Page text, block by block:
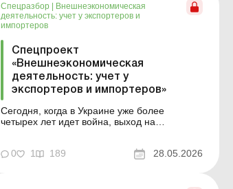
Спецразбор | Внешнеэкономическая
деятельность: учет у экспортеров и
импортеров
Спецпроект
«Внешнеэкономическая
деятельность: учет у
экспортеров и импортеров»
Сегодня, когда в Украине уже более
четырех лет идет война, выход на
предприятия занимаются импортом,
0 1 189 28.05.2026